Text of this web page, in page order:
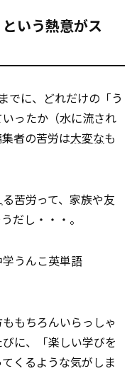
いう熱意がス
でに、どれだけの「う
ったか（水に流され
者の苦労は大変なも
る苦労って、家族や友
だし・・・。
うんこ英単語
もちろんいらっしゃ
に、「楽しい学びを
くるような気がしま